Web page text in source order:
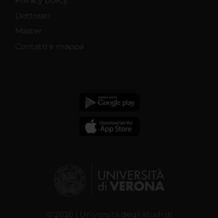
Dottorati
Master
Contatti e mappa
© 2026 | Università degli studi di